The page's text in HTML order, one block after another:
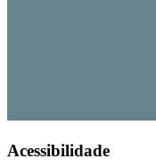
Acessibilidade